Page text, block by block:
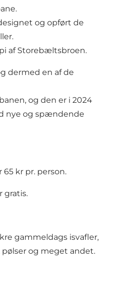
og opført de
af Storebæltsbroen.
dermed en af de
og den er i 2024
nye og spændende
kr pr. person.
gratis.
gammeldags isvafler,
og meget andet.